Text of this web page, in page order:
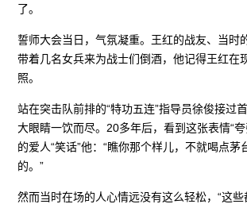
了。
誓师大会当日，气氛凝重。王红的战友、当时
带着几名女兵来为战士们倒酒，他记得王红在
照。
站在突击队前排的“特功五连”指导员徐俊接过
大眼睛一饮而尽。20多年后，看到这张表情“
的爱人“笑话”他：“瞧你那个样儿，不就喝点茅
的。”
然而当时在场的人心情远没有这么轻松，“这